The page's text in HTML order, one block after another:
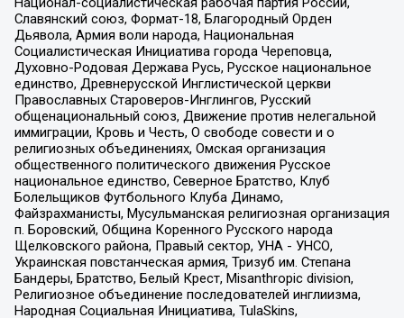
Славянский союз, Формат-18, Благородный Орден
Дьявола, Армия воли народа, Национальная
Социалистическая Инициатива города Череповца,
Духовно-Родовая Держава Русь, Русское национальное
единство, Древнерусской Инглистической церкви
Православных Староверов-Инглингов, Русский
общенациональный союз, Движение против нелегальной
иммиграции, Кровь и Честь, О свободе совести и о
религиозных объединениях, Омская организация
общественного политического движения Русское
национальное единство, Северное Братство, Клуб
Болельщиков Футбольного Клуба Динамо,
Файзрахманисты, Мусульманская религиозная организация
п. Боровский, Община Коренного Русского народа
Щелковского района, Правый сектор, УНА - УНСО,
Украинская повстанческая армия, Тризуб им. Степана
Бандеры, Братство, Белый Крест, Misanthropic division,
Религиозное объединение последователей инглиизма,
Народная Социальная Инициатива, TulaSkins,